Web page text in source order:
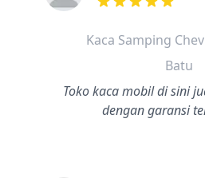
dari ulasan
Kaca Samping
Batu
Toko kaca mobil di sini
dengan garansi